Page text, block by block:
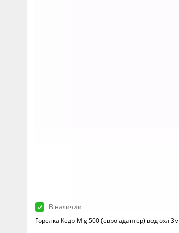
В наличии
Горелка Кедр Mig 500 (евро адаптер) вод охл 3м